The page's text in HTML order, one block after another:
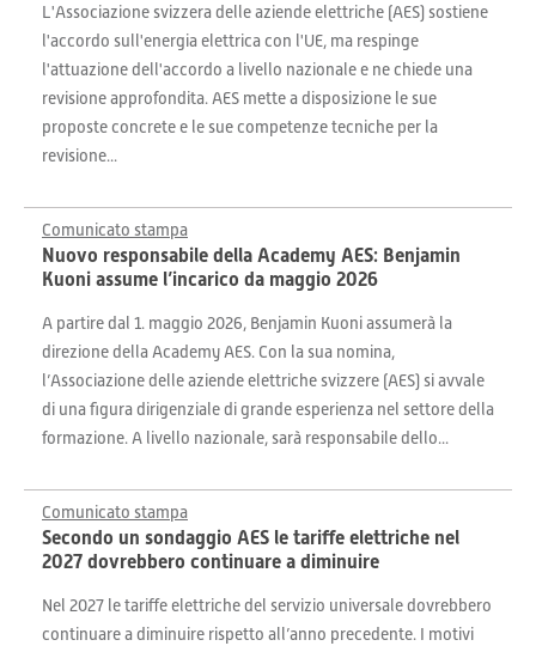
L'Associazione svizzera delle aziende elettriche (AES) sostiene
l'accordo sull'energia elettrica con l'UE, ma respinge
l'attuazione dell'accordo a livello nazionale e ne chiede una
revisione approfondita. AES mette a disposizione le sue
proposte concrete e le sue competenze tecniche per la
revisione...
Comunicato stampa
Nuovo responsabile della Academy AES: Benjamin
Kuoni assume l’incarico da maggio 2026
A partire dal 1. maggio 2026, Benjamin Kuoni assumerà la
direzione della Academy AES. Con la sua nomina,
l’Associazione delle aziende elettriche svizzere (AES) si avvale
di una figura dirigenziale di grande esperienza nel settore della
formazione. A livello nazionale, sarà responsabile dello...
Comunicato stampa
Secondo un sondaggio AES le tariffe elettriche nel
2027 dovrebbero continuare a diminuire
Nel 2027 le tariffe elettriche del servizio universale dovrebbero
continuare a diminuire rispetto all’anno precedente. I motivi